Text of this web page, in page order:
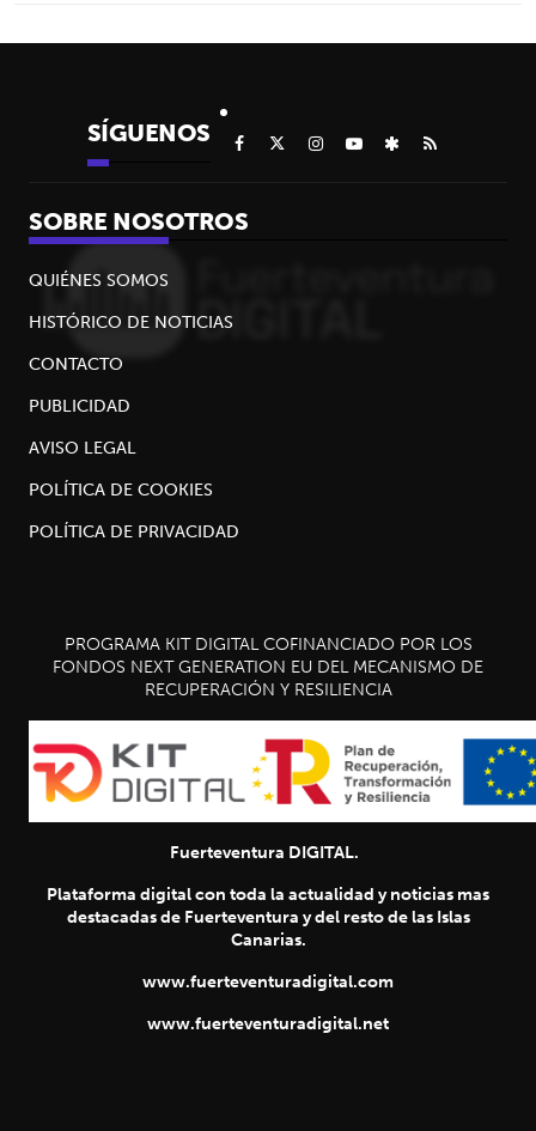
SÍGUENOS
SOBRE NOSOTROS
QUIÉNES SOMOS
HISTÓRICO DE NOTICIAS
CONTACTO
PUBLICIDAD
AVISO LEGAL
POLÍTICA DE COOKIES
POLÍTICA DE PRIVACIDAD
PROGRAMA KIT DIGITAL COFINANCIADO POR LOS
FONDOS NEXT GENERATION EU DEL MECANISMO DE
RECUPERACIÓN Y RESILIENCIA
Fuerteventura DIGITAL.
Plataforma digital con toda la actualidad y noticias mas
destacadas de Fuerteventura y del resto de las Islas
Canarias.
www.fuerteventuradigital.com
www.fuerteventuradigital.net